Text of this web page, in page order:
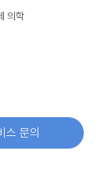
의학
스 문의